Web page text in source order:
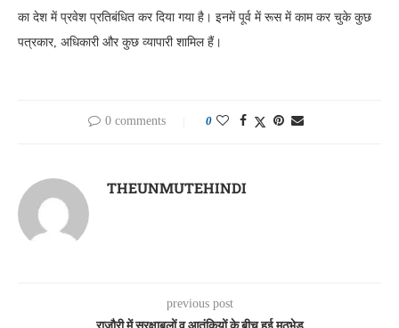
का देश में प्रवेश प्रतिबंधित कर दिया गया है। इनमें पूर्व में रूस में काम कर चुके कुछ
पत्रकार, अधिकारी और कुछ व्यापारी शामिल हैं।
0 comments 0
THEUNMUTEHINDI
previous post